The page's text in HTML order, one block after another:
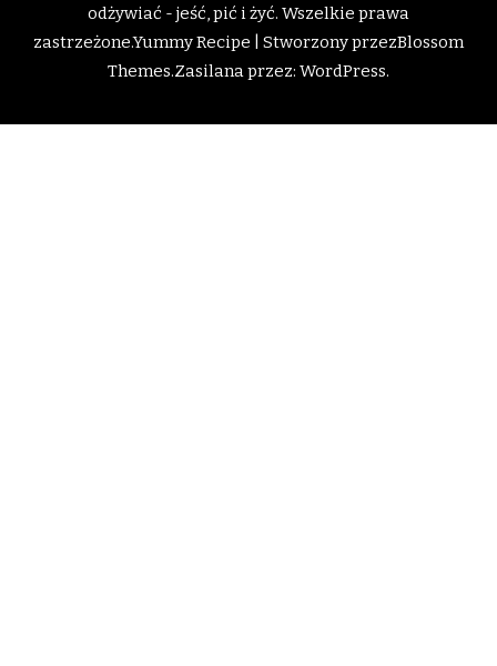
odżywiać - jeść, pić i żyć. Wszelkie prawa
zastrzeżone.Yummy Recipe | Stworzony przezBlossom
Themes.Zasilana przez: WordPress.